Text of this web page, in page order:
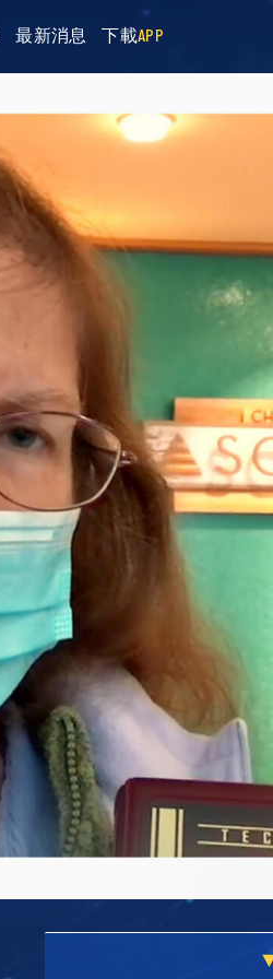
最新消息 下載APP